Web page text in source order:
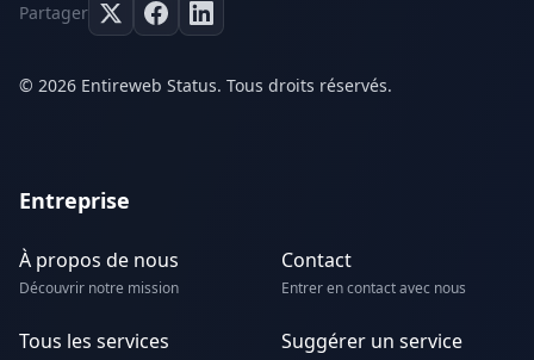
Partager
© 2026 Entireweb Status. Tous droits réservés.
Entreprise
À propos de nous
Découvrir notre mission
Contact
Entrer en contact avec nous
Tous les services Suggérer un service